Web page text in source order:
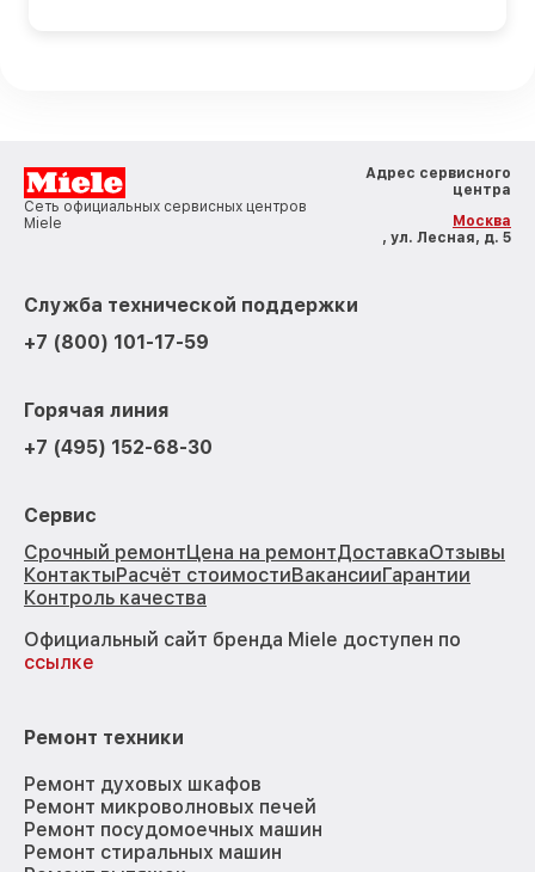
Сеть официальных сервисных центров
Miele
Адрес сервисного
центра
Москва
, ул. Лесная, д. 5
Служба технической поддержки
+7 (800) 101-17-59
Горячая линия
+7 (495) 152-68-30
Сервис
Срочный ремонтЦена на ремонтДоставкаОтзывы
КонтактыРасчёт стоимостиВакансииГарантии
Контроль качества
Официальный сайт бренда Miele доступен по
ссылке
Ремонт техники
Ремонт духовых шкафов
Ремонт микроволновых печей
Ремонт посудомоечных машин
Ремонт стиральных машин